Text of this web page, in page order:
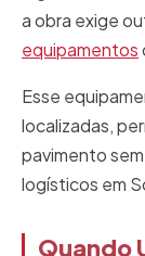
a obra exige
equipamentos
Esse
localizadas,
pavimento
logísticos em
Quando